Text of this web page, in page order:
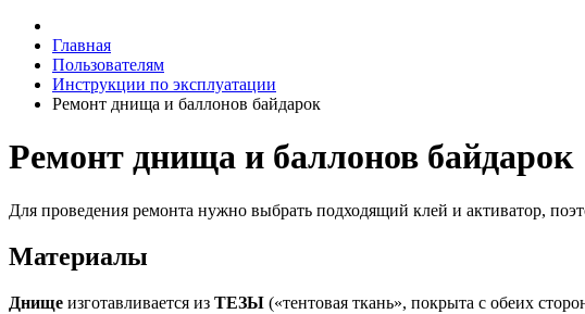
Главная
Пользователям
Инструкции по эксплуатации
Ремонт днища и баллонов байдарок
Ремонт днища и баллонов байдарок
Для проведения ремонта нужно выбрать подходящий клей и активатор,
Материалы
Днище изготавливается из ТЕЗЫ («тентовая ткань», покрыта с обеих